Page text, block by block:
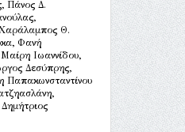
Πάνος Δ.
Θ.
Φανή
Ιωαννίδου,
Δεσύπρης,